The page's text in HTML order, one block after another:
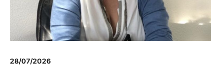
28/07/2026